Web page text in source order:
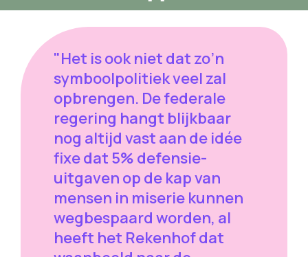
"Het is ook niet dat zo’n
symboolpolitiek veel zal
opbrengen. De federale
regering hangt blijkbaar
nog altijd vast aan de idée
fixe dat 5% defensie-
uitgaven op de kap van
mensen in miserie kunnen
wegbespaard worden, al
heeft het Rekenhof dat